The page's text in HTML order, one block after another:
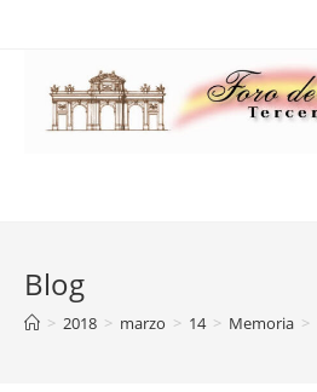
Blog
> 2018 > marzo > 14 > Memoria >